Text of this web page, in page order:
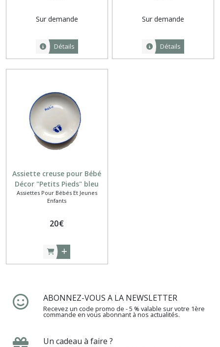
Sur demande
Détails
Sur demande
Détails
Assiette creuse pour Bébé
Décor "Petits Pieds" bleu
dur
Assiettes Pour Bébés Et Jeunes
Enfants
20€
ABONNEZ-VOUS A LA NEWSLETTER
Recevez un code promo de - 5 % valable sur votre 1ère
commande en vous abonnant à nos actualités.
Un cadeau à faire ?